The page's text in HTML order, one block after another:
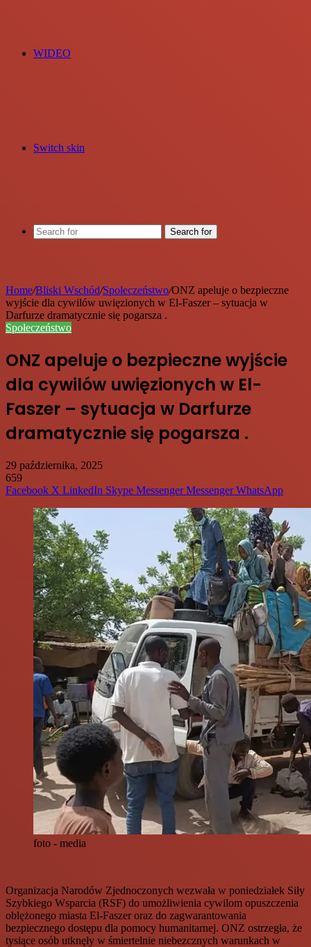
WIDEO
Switch skin
Search for
Home/Bliski Wschód/Społeczeństwo/ONZ apeluje o bezpieczne
wyjście dla cywilów uwięzionych w El-Faszer – sytuacja w
Darfurze dramatycznie się pogarsza .
Społeczeństwo
ONZ apeluje o bezpieczne wyjście
dla cywilów uwięzionych w El-
Faszer – sytuacja w Darfurze
dramatycznie się pogarsza .
29 października, 2025
659
Facebook X LinkedIn Skype Messenger Messenger WhatsApp
foto - media
Organizacja Narodów Zjednoczonych wezwała w poniedziałek Siły
Szybkiego Wsparcia (RSF) do umożliwienia cywilom opuszczenia
oblężonego miasta El-Faszer oraz do zagwarantowania
bezpiecznego dostępu dla pomocy humanitarnej. ONZ ostrzegła, że
tysiące osób utknęły w śmiertelnie niebezcznych warunkach w